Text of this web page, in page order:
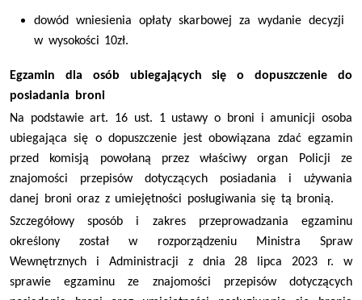
dowód wniesienia opłaty skarbowej za wydanie decyzji
w wysokości 10zł.
Egzamin dla osób ubiegających się o dopuszczenie do
posiadania broni
Na podstawie art. 16 ust. 1 ustawy o broni i amunicji osoba
ubiegająca się o dopuszczenie jest obowiązana zdać egzamin
przed komisją powołaną przez właściwy organ Policji ze
znajomości przepisów dotyczących posiadania i używania
danej broni oraz z umiejętności posługiwania się tą bronią.
Szczegółowy sposób i zakres przeprowadzania egzaminu
określony został w rozporządzeniu Ministra Spraw
Wewnętrznych i Administracji z dnia 28 lipca 2023 r. w
sprawie egzaminu ze znajomości przepisów dotyczących